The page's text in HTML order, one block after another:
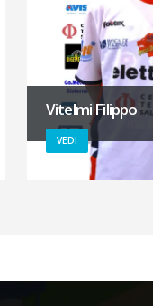
Vitelmi Filippo
VEDI